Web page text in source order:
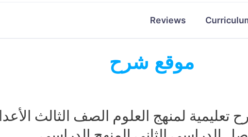
Reviews
موقع شرح
تعليمية لمنهج العلوم الصف الثالث